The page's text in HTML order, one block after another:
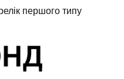
першого типу